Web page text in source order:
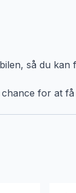
så du kan
for at